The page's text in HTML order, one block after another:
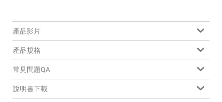
產品影片
產品規格
常見問題QA
說明書下載